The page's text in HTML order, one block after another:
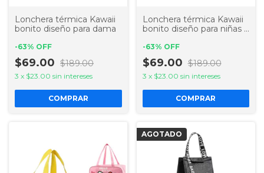
Lonchera térmica Kawaii
bonito diseño para dama
-63% OFF
$69.00 $189.00
3 x $23.00 sin intereses
COMPRAR
Lonchera térmica Kawaii
bonito diseño para niñas y
-63% OFF
$69.00 $189.00
3 x $23.00 sin intereses
COMPRAR
AGOTADO